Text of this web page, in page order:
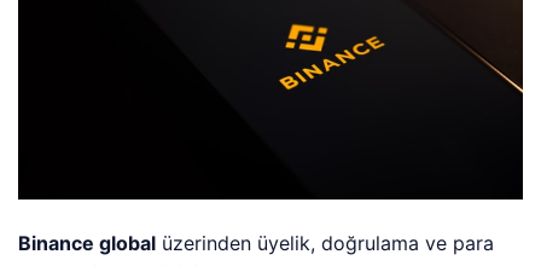
Binance global üzerinden üyelik, doğrulama ve para